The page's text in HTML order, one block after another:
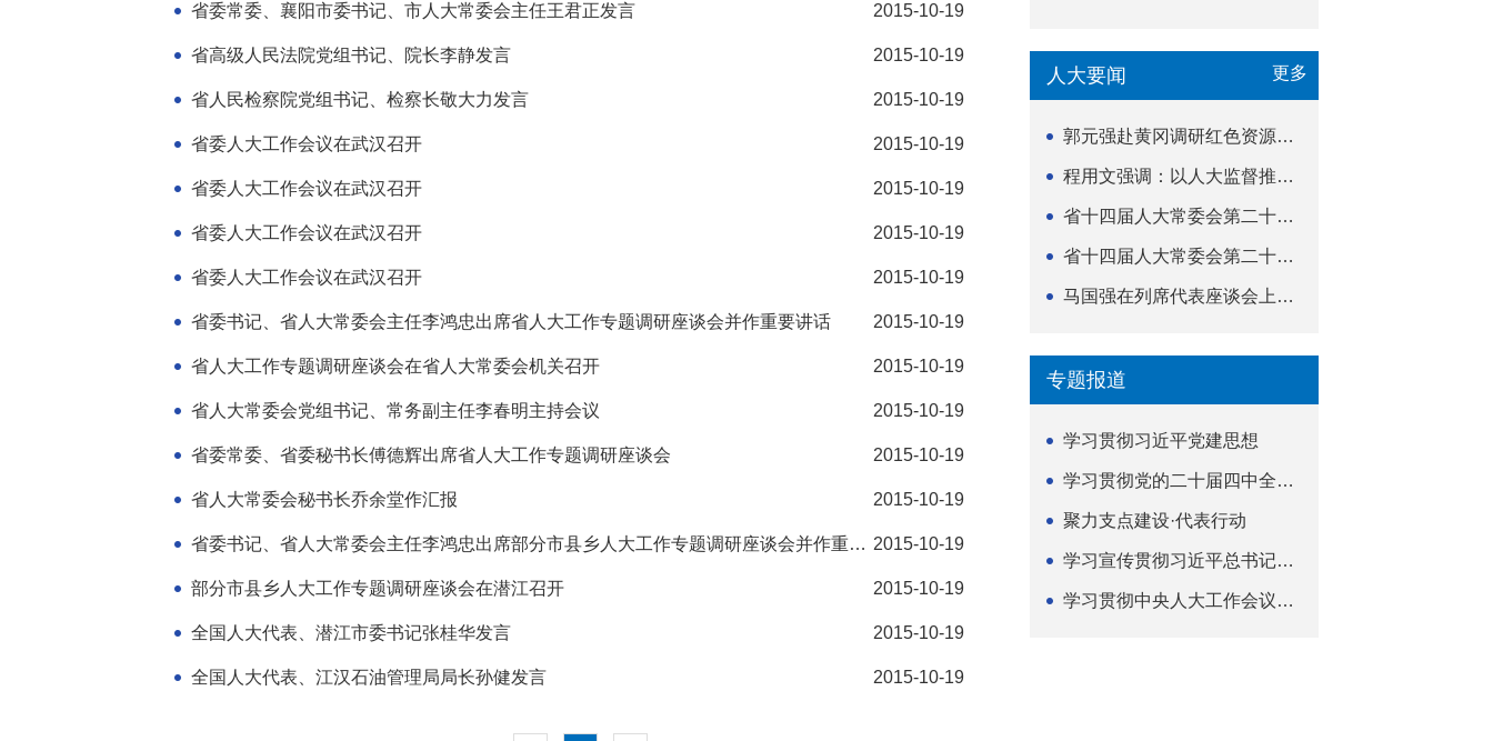
省委常委、襄阳市委书记、市人大常委会主任王君正发言 2015-10-19
省高级人民法院党组书记、院长李静发言 2015-10-19
省人民检察院党组书记、检察长敬大力发言 2015-10-19
省委人大工作会议在武汉召开 2015-10-19
省委人大工作会议在武汉召开 2015-10-19
省委人大工作会议在武汉召开 2015-10-19
省委人大工作会议在武汉召开 2015-10-19
省委书记、省人大常委会主任李鸿忠出席省人大工作专题调研座谈会并作重要讲话 2015-10-19
省人大工作专题调研座谈会在省人大常委会机关召开 2015-10-19
省人大常委会党组书记、常务副主任李春明主持会议 2015-10-19
省委常委、省委秘书长傅德辉出席省人大工作专题调研座谈会 2015-10-19
省人大常委会秘书长乔余堂作汇报 2015-10-19
省委书记、省人大常委会主任李鸿忠出席部分市县乡人大工作专题调研座谈会并作重要讲话 2015-10-19
部分市县乡人大工作专题调研座谈会在潜江召开 2015-10-19
全国人大代表、潜江市委书记张桂华发言 2015-10-19
全国人大代表、江汉石油管理局局长孙健发言 2015-10-19
人大要闻 更多
郭元强赴黄冈调研红色资源保护传承立法等工作
程用文强调：以人大监督推动科技金融高质量发展
省十四届人大常委会第二十五次会议闭幕
省十四届人大常委会第二十五次会议举行
马国强在列席代表座谈会上强调 以精准履职筑牢荆楚...
专题报道
学习贯彻习近平党建思想
学习贯彻党的二十届四中全会精神
聚力支点建设·代表行动
学习宣传贯彻习近平总书记关于坚持
学习贯彻中央人大工作会议精神